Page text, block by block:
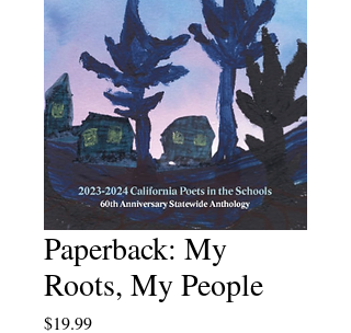
Paperback: My
Roots, My People
$19.99मूल्य